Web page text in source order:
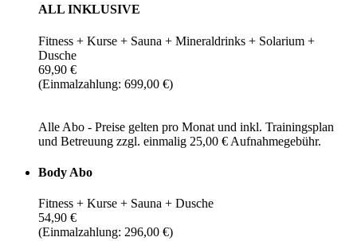
ALL INKLUSIVE
Fitness + Kurse + Sauna + Mineraldrinks + Solarium +
Dusche
69,90 €
(Einmalzahlung: 699,00 €)
Alle Abo - Preise gelten pro Monat und inkl. Trainingsplan
und Betreuung zzgl. einmalig 25,00 € Aufnahmegebühr.
Body Abo
Fitness + Kurse + Sauna + Dusche
54,90 €
(Einmalzahlung: 296,00 €)